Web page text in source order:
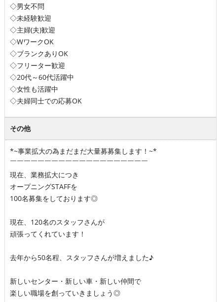
◇男女不問
◇未経験歓迎
◇主婦(夫)歓迎
◇WワークOK
◇ブランクありOK
◇フリーター歓迎
◇20代～60代活躍中
◇女性も活躍中
◇夫婦同士での応募OK
その他
*~事業拡大の為まだまだ大量募募集します！~*
￣￣￣￣￣￣￣￣￣￣￣￣￣￣￣￣￣￣￣￣
現在、業務拡大につき
オープニングSTAFFを
100名募集をしております◎
現在、120名のスタッフさんが
頑張ってくれています！
去年から50名程、スタッフさんが増えました♪
新しいセンター・新しい車・新しい仲間で
楽しい職場を創っていきましょう◎